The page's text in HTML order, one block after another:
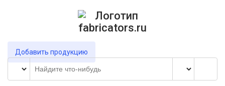
Добавить продукцию